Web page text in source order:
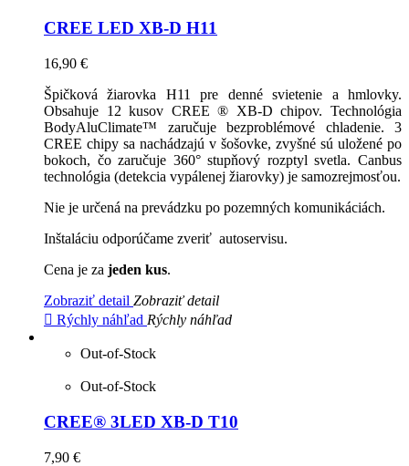
CREE LED XB-D H11
16,90 €
Špičková žiarovka H11 pre denné svietenie a hmlovky.
Obsahuje 12 kusov CREE ® XB-D chipov. Technológia
BodyAluClimate™ zaručuje bezproblémové chladenie. 3
CREE chipy sa nachádzajú v šošovke, zvyšné sú uložené po
bokoch, čo zaručuje 360° stupňový rozptyl svetla. Canbus
technológia (detekcia vypálenej žiarovky) je samozrejmosťou.
Nie je určená na prevádzku po pozemných komunikáciách.
Inštaláciu odporúčame zveriť autoservisu.
Cena je za jeden kus.
Zobraziť detail Zobraziť detail
 Rýchly náhľad Rýchly náhľad
Out-of-Stock
Out-of-Stock
CREE® 3LED XB-D T10
7,90 €